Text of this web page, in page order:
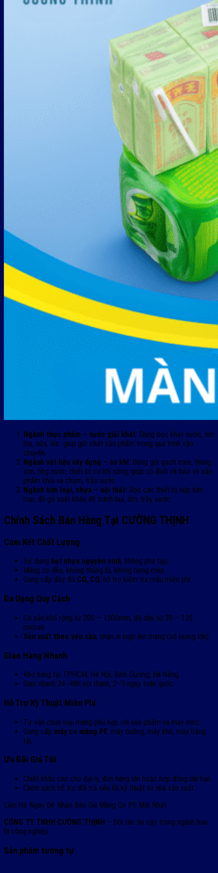
Ngành thực phẩm – nước giải khát: Dùng bọc khay nước, lon
bia, sữa, lốc giúp giữ chặt sản phẩm trong quá trình vận
chuyển.
Ngành vật liệu xây dựng – cơ khí: Đóng gói gạch men, thùng
sơn, ống nước, thiết bị cơ khí nặng, giúp cố định và bảo vệ sản
phẩm khỏi va chạm, trầy xước.
Ngành kim loại, nhựa – nội thất: Bọc các thiết bị hộp kim
loại, đồ gỗ xuất khẩu để tránh bụi, ẩm, trầy xước.
Chính Sách Bán Hàng Tại CƯỜNG THỊNH
Cam Kết Chất Lượng
Sử dụng hạt nhựa nguyên sinh, không pha tạp.
Màng co đều, không thủng lỗ, không bong mép.
Cung cấp đầy đủ CO, CQ, hỗ trợ kiểm tra mẫu miễn phí.
Đa Dạng Quy Cách
Có sẵn khổ rộng từ 200 – 1500mm, độ dày từ 30 – 120
micron.
Sản xuất theo yêu cầu, nhận in logo lên màng (số lượng lớn).
Giao Hàng Nhanh
Kho hàng tại TP.HCM, Hà Nội, Bình Dương, Đà Nẵng.
Giao nhanh 24–48h nội thành, 2–5 ngày toàn quốc.
Hỗ Trợ Kỹ Thuật Miễn Phí
Tư vấn chọn loại màng phù hợp với sản phẩm và máy móc.
Cung cấp máy co màng PE: máy buồng, máy khò, máy băng
tải…
Ưu Đãi Giá Tốt
Chiết khấu cao cho đại lý, đơn hàng lớn hoặc hợp đồng dài hạn.
Chính sách hỗ trợ đổi trả nếu lỗi kỹ thuật từ nhà sản xuất.
Liên Hệ Ngay Để Nhận Báo Giá Màng Co PE Mới Nhất
CÔNG TY TNHH CƯỜNG THỊNH – Đối tác tin cậy trong ngành bao
bì công nghiệp
Sản phẩm tương tự